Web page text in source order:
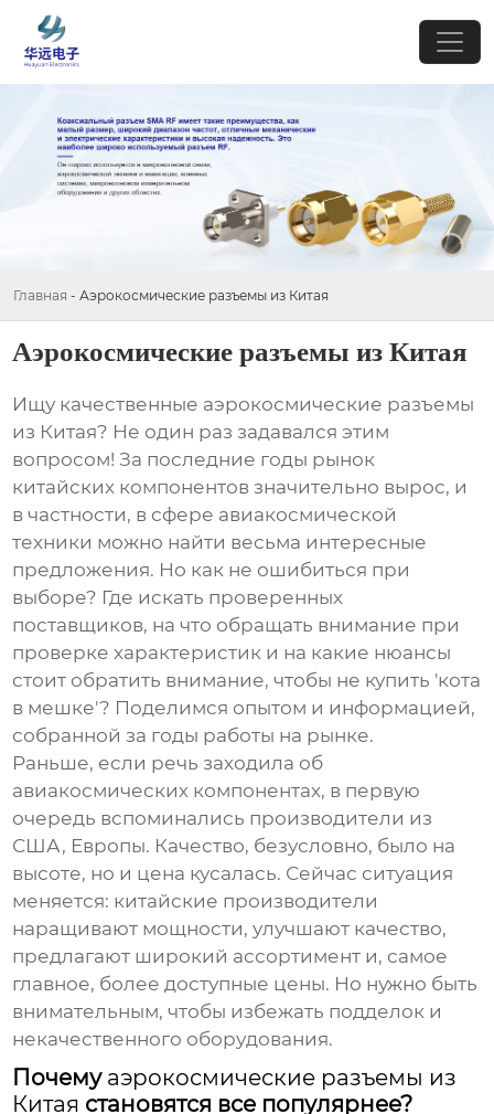
Главная - Аэрокосмические разъемы из Китая
Аэрокосмические разъемы из Китая
Ищу качественные аэрокосмические разъемы
из Китая? Не один раз задавался этим
вопросом! За последние годы рынок
китайских компонентов значительно вырос, и
в частности, в сфере авиакосмической
техники можно найти весьма интересные
предложения. Но как не ошибиться при
выборе? Где искать проверенных
поставщиков, на что обращать внимание при
проверке характеристик и на какие нюансы
стоит обратить внимание, чтобы не купить 'кота
в мешке'? Поделимся опытом и информацией,
собранной за годы работы на рынке.
Раньше, если речь заходила об
авиакосмических компонентах, в первую
очередь вспоминались производители из
США, Европы. Качество, безусловно, было на
высоте, но и цена кусалась. Сейчас ситуация
меняется: китайские производители
наращивают мощности, улучшают качество,
предлагают широкий ассортимент и, самое
главное, более доступные цены. Но нужно быть
внимательным, чтобы избежать подделок и
некачественного оборудования.
Почему аэрокосмические разъемы из
Китая становятся все популярнее?